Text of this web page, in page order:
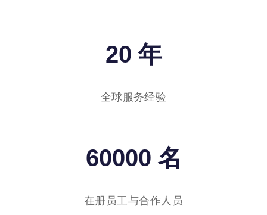
20 年
全球服务经验
60000 名
在册员工与合作人员